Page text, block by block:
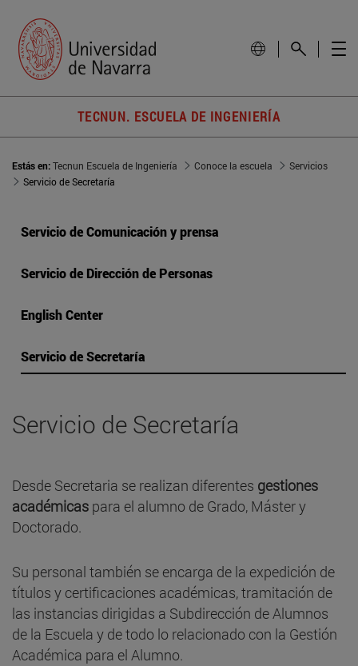
TECNUN. ESCUELA DE INGENIERÍA
Estás en:Tecnun Escuela de Ingeniería Conoce la escuela
Servicios
Servicio de Secretaría
Servicio de Comunicación y prensa
Servicio de Dirección de Personas
English Center
Servicio de Secretaría
Servicio de Secretaría
Desde Secretaria se realizan diferentes gestiones
académicas para el alumno de Grado, Máster y
Doctorado.
Su personal también se encarga de la expedición de
títulos y certificaciones académicas, tramitación de
las instancias dirigidas a Subdirección de Alumnos
de la Escuela y de todo lo relacionado con la Gestión
Académica para el Alumno.